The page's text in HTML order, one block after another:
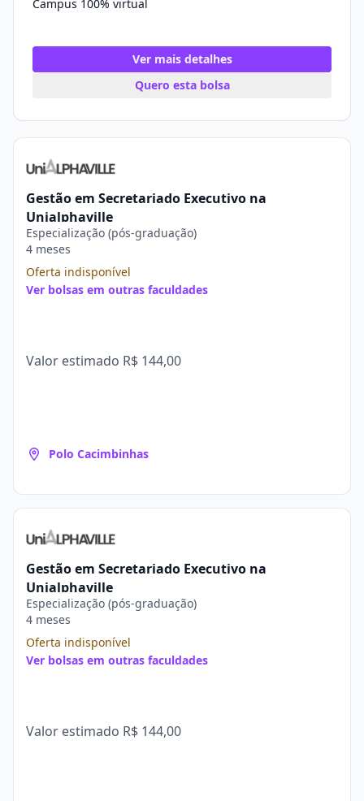
Campus 100% virtual
Ver mais detalhes
Quero esta bolsa
Gestão em Secretariado Executivo na
Unialphaville
Especialização (pós-graduação)
4 meses
Oferta indisponível
Ver bolsas em outras faculdades
Valor estimado R$ 144,00
Polo Cacimbinhas
Gestão em Secretariado Executivo na
Unialphaville
Especialização (pós-graduação)
4 meses
Oferta indisponível
Ver bolsas em outras faculdades
Valor estimado R$ 144,00